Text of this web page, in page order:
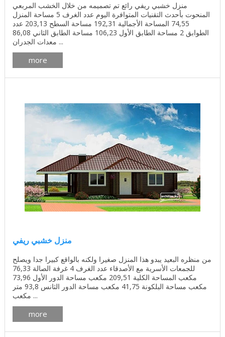
منزل خشبي ريفي رائع تم تصميمه من خلال الخشب المربعي
المنحوت بأحدث التقنيات المتوافرة اليوم عدد الغرف 5 مساحة المنزل
74,55 المساحة الأجمالية 192,31 مساحة السطح 203,13 عدد
الطوابق 2 مساحة الطابق الأول 106,23 مساحة الطابق الثاني 86,08
معدات الجدران ...
more
منزل خشبي ريفي
من منظره البعيد يبدو هذا المنزل صغيرا ولكنه بالواقع كبيرا جدا ويصلح
للجمعات الأسرية مع الأصدقاء عدد الغرف 4 غرفة الصالة 76,33
مكعب المساحة الكلية 209,51 مكعب مساحة الدور الأول 73,96
مكعب مساحة البلكونة 41,75 مكعب مساحة الدور الثانس 93,8 متر
مكعب ...
more